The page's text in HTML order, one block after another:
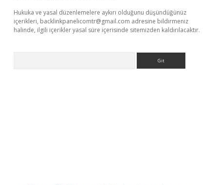
Hukuka ve yasal düzenlemelere aykırı olduğunu düşündüğünüz
içerikleri, backlinkpanelicomtr@gmail.com adresine bildirmeniz
halinde, ilgili içerikler yasal süre içerisinde sitemizden kaldırılacaktır.